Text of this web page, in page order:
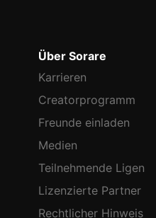
Über Sorare
Karrieren
Creatorprogramm
Freunde einladen
Medien
Teilnehmende Ligen
Lizenzierte Partner
Rechtlicher Hinweis